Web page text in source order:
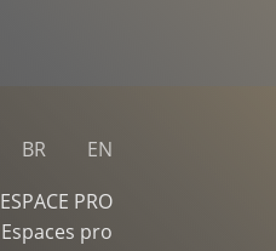
BR
EN
ESPACE PRO
Espaces pro